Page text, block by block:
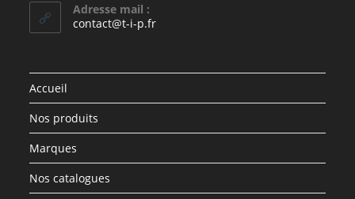
Adresse mail :
contact@t-i-p.fr
Accueil
Nos produits
Marques
Nos catalogues